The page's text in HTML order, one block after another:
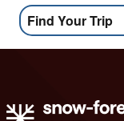
Find Your Trip